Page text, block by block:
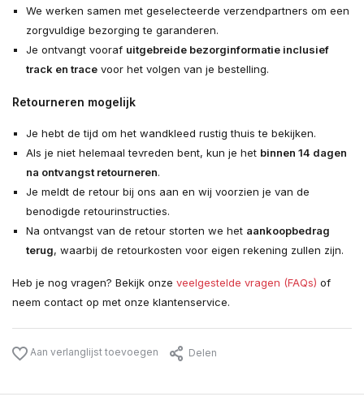
We werken samen met geselecteerde verzendpartners om een
zorgvuldige bezorging te garanderen.
Je ontvangt vooraf uitgebreide bezorginformatie inclusief
track en tracevoor het volgen van je bestelling.
Retourneren mogelijk
Je hebt de tijd om het wandkleed rustig thuis te bekijken.
Als je niet helemaal tevreden bent, kun je het binnen 14 dagen
na ontvangst retourneren.
Je meldt de retour bij ons aan en wij voorzien je van de
benodigde retourinstructies.
Na ontvangst van de retour storten we het aankoopbedrag
terug, waarbij de retourkosten voor eigen rekening zullen zijn.
Heb je nog vragen? Bekijk onze veelgestelde vragen (FAQs) of
neem contact op met onze klantenservice.
Aan verlanglijst toevoegen Delen